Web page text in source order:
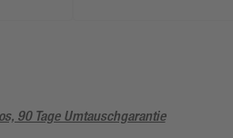
90 Tage Umtauschgarantie